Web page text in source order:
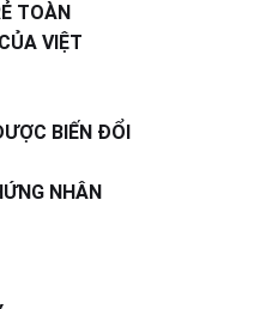
TOÀN
VIỆT
BIẾN ĐỔI
NHÂN